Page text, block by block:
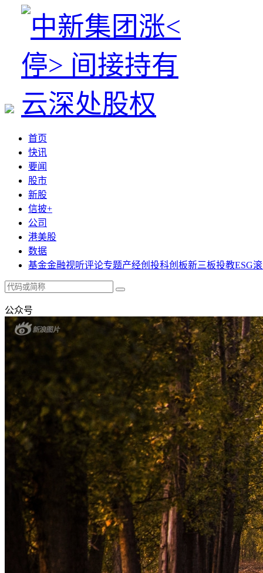
首页
快讯
要闻
股市
新股
信披+
公司
港美股
数据
基金金融视听评论专题产经创投科创板新三板投教ESG
公众号